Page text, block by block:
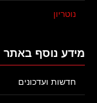
נוטריון
מידע נוסף באתר
חדשות ועדכונים